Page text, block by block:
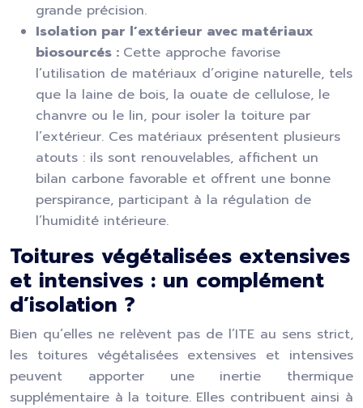
grande précision.
Isolation par l’extérieur avec matériaux
biosourcés : Cette approche favorise
l’utilisation de matériaux d’origine naturelle, tels
que la laine de bois, la ouate de cellulose, le
chanvre ou le lin, pour isoler la toiture par
l’extérieur. Ces matériaux présentent plusieurs
atouts : ils sont renouvelables, affichent un
bilan carbone favorable et offrent une bonne
perspirance, participant à la régulation de
l’humidité intérieure.
Toitures végétalisées extensives
et intensives : un complément
d’isolation ?
Bien qu’elles ne relèvent pas de l’ITE au sens strict,
les toitures végétalisées extensives et intensives
peuvent apporter une inertie thermique
supplémentaire à la toiture. Elles contribuent ainsi à